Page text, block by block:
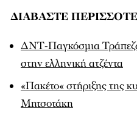
ΔΙΑΒΑΣΤΕ
ΔΝΤ-Παγκόσμια
στην ελληνική ατζέντα
«Πακέτο« στήριξης της
Μητσοτάκη